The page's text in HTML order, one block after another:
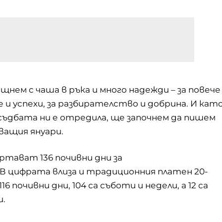
с чаша в ръка и много надежди – за повече
успехи, за разбирателство и добрина. И
ни е отредила, ще започнем да пишем
януари.
136 почивни дни за
влиза и традиционния платен 20-
дни, 104 са съботи и недели, а 12 са